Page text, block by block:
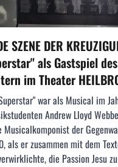
SZENE DER
als Gastspiel
im Theater
war als Musical im
Andrew Lloyd
der
als er zusammen mit dem
die Passion Jesu